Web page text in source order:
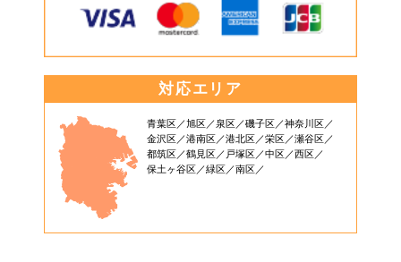
対応エリア
青葉区 旭区 泉区 磯子区
神奈川区
金沢区
港南区 港北区 栄区
瀬谷区
都筑区
鶴見区 戸塚区 中区
西区
保土ヶ谷区
緑区 南区